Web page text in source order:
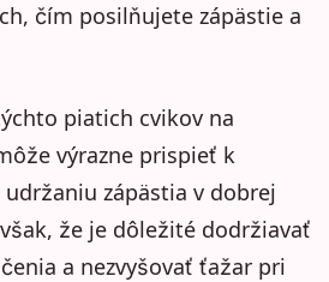
čím posilňujete zápästie a
piatich cvikov na
výrazne prispieť k
zápästia v dobrej
že je dôležité dodržiavať
a nezvyšovať ťažar pri